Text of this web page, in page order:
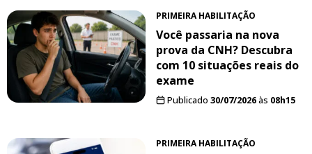
PRIMEIRA HABILITAÇÃO
Você passaria na nova
prova da CNH? Descubra
com 10 situações reais do
exame
Publicado 30/07/2026às 08h15
PRIMEIRA HABILITAÇÃO